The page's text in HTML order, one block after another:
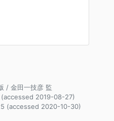
/ 金田一技彦 監
2019-08-27)
(accessed 2020-10-30)